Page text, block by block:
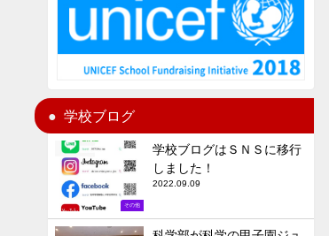
学校ブログ
その他
学校ブログはＳＮＳに移行
しました！
2022.09.09